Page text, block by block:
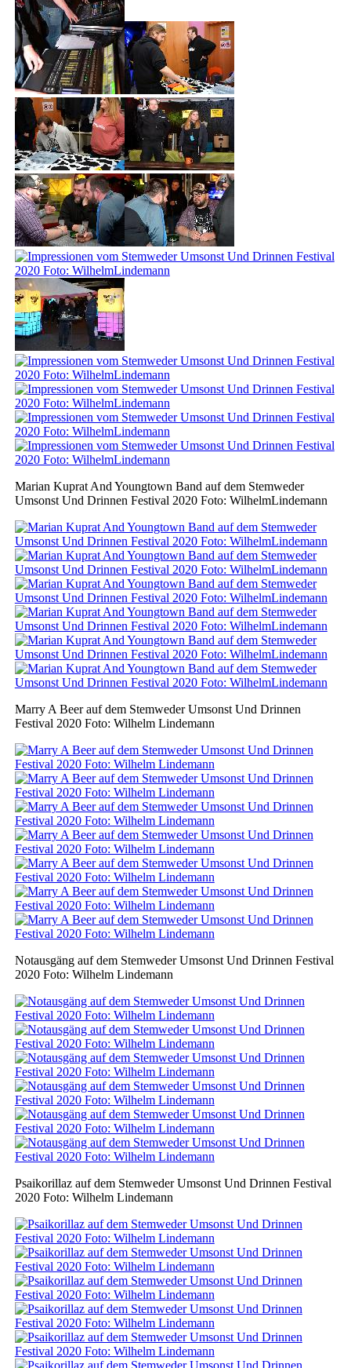
Marian Kuprat And Youngtown Band auf dem Stemweder
Umsonst Und Drinnen Festival 2020 Foto: WilhelmLindemann
Marry A Beer auf dem Stemweder Umsonst Und Drinnen
Festival 2020 Foto: Wilhelm Lindemann
Notausgäng auf dem Stemweder Umsonst Und Drinnen Festival
2020 Foto: Wilhelm Lindemann
Psaikorillaz auf dem Stemweder Umsonst Und Drinnen Festival
2020 Foto: Wilhelm Lindemann